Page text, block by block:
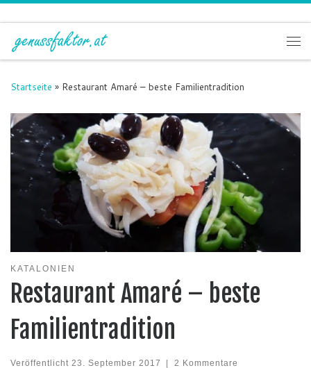
Zum Inhalt springen
Startseite » Restaurant Amaré – beste Familientradition
KATALONIEN
Restaurant Amaré – beste
Familientradition
Veröffentlicht 23. September 2017 | 2 Kommentare